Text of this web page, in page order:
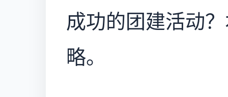
成功的团建活动
略。